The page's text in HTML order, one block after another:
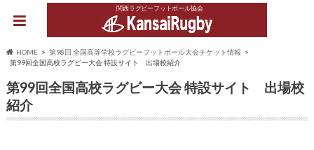
関西ラグビーフットボール協会
HOME
第98回 全国高等学校ラグビーフットボール大会チケット情報
第99回全国高校ラグビー大会 特設サイト 出場校紹介
第99回全国高校ラグビー大会 特設サイト 出場校
紹介